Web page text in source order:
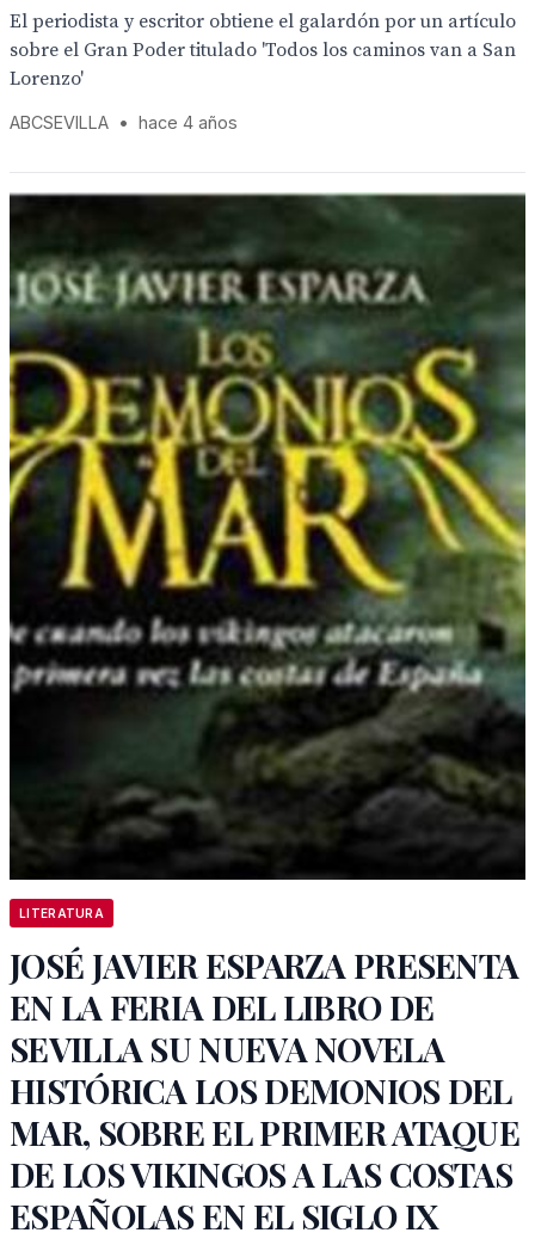
El periodista y escritor obtiene el galardón por un artículo
sobre el Gran Poder titulado 'Todos los caminos van a San
Lorenzo'
ABCSEVILLA • hace 4 años
LITERATURA
JOSÉ JAVIER ESPARZA PRESENTA
EN LA FERIA DEL LIBRO DE
SEVILLA SU NUEVA NOVELA
HISTÓRICA LOS DEMONIOS DEL
MAR, SOBRE EL PRIMER ATAQUE
DE LOS VIKINGOS A LAS COSTAS
ESPAÑOLAS EN EL SIGLO IX